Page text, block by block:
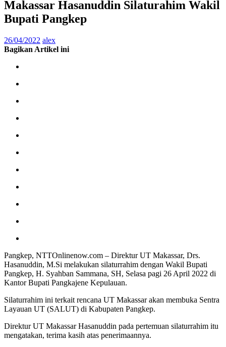
Makassar Hasanuddin Silaturahim Wakil
Bupati Pangkep
26/04/2022 alex
Bagikan Artikel ini
Pangkep, NTTOnlinenow.com – Direktur UT Makassar, Drs.
Hasanuddin, M.Si melakukan silaturrahim dengan Wakil Bupati
Pangkep, H. Syahban Sammana, SH, Selasa pagi 26 April 2022 di
Kantor Bupati Pangkajene Kepulauan.
Silaturrahim ini terkait rencana UT Makassar akan membuka Sentra
Layauan UT (SALUT) di Kabupaten Pangkep.
Direktur UT Makassar Hasanuddin pada pertemuan silaturrahim itu
mengatakan, terima kasih atas penerimaannya.